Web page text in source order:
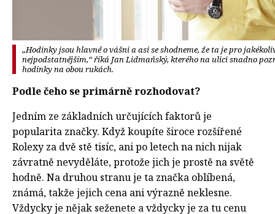
„Hodinky jsou hlavně o vášni a asi se shodneme, že ta je pro
nejpodstatnějším,“ říká Jan Lidmaňský, kterého na ulici snadno
hodinky na obou rukách.
Podle čeho se primárně rozhodovat?
Jedním ze základních určujících faktorů je
popularita značky. Když koupíte široce rozšířené
Rolexy za dvě stě tisíc, ani po letech na nich nijak
závratně nevyděláte, protože jich je prostě na světě
hodně. Na druhou stranu je ta značka oblíbená,
známá, takže jejich cena ani výrazně neklesne.
Vždycky je nějak seženete a vždycky je za tu cenu